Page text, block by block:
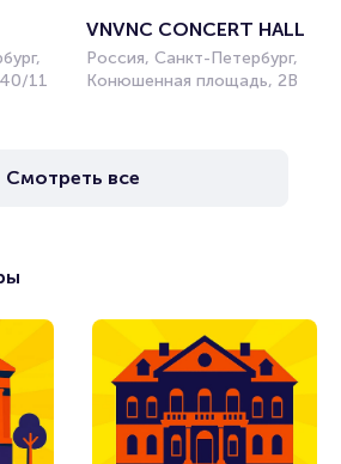
11
VNVNC CONCERT HALL
Россия, Санкт-Петербург,
Конюшенная площадь, 2В
Смотреть все